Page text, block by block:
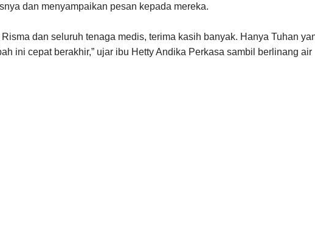
dan menyampaikan pesan kepada mereka.
dan seluruh tenaga medis, terima kasih banyak. Hanya Tuhan
ini cepat berakhir,” ujar ibu Hetty Andika Perkasa sambil berlinang air